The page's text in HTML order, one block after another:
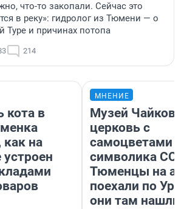
что-то закопали. Сейчас это
в реку»: гидролог из Тюмени — о
Туре и причинах потопа
214
кота в
как на
МНЕНИЕ
Музей
церковь с
самоцветами
символика
Тюменцы на
поехали по
они там нашли